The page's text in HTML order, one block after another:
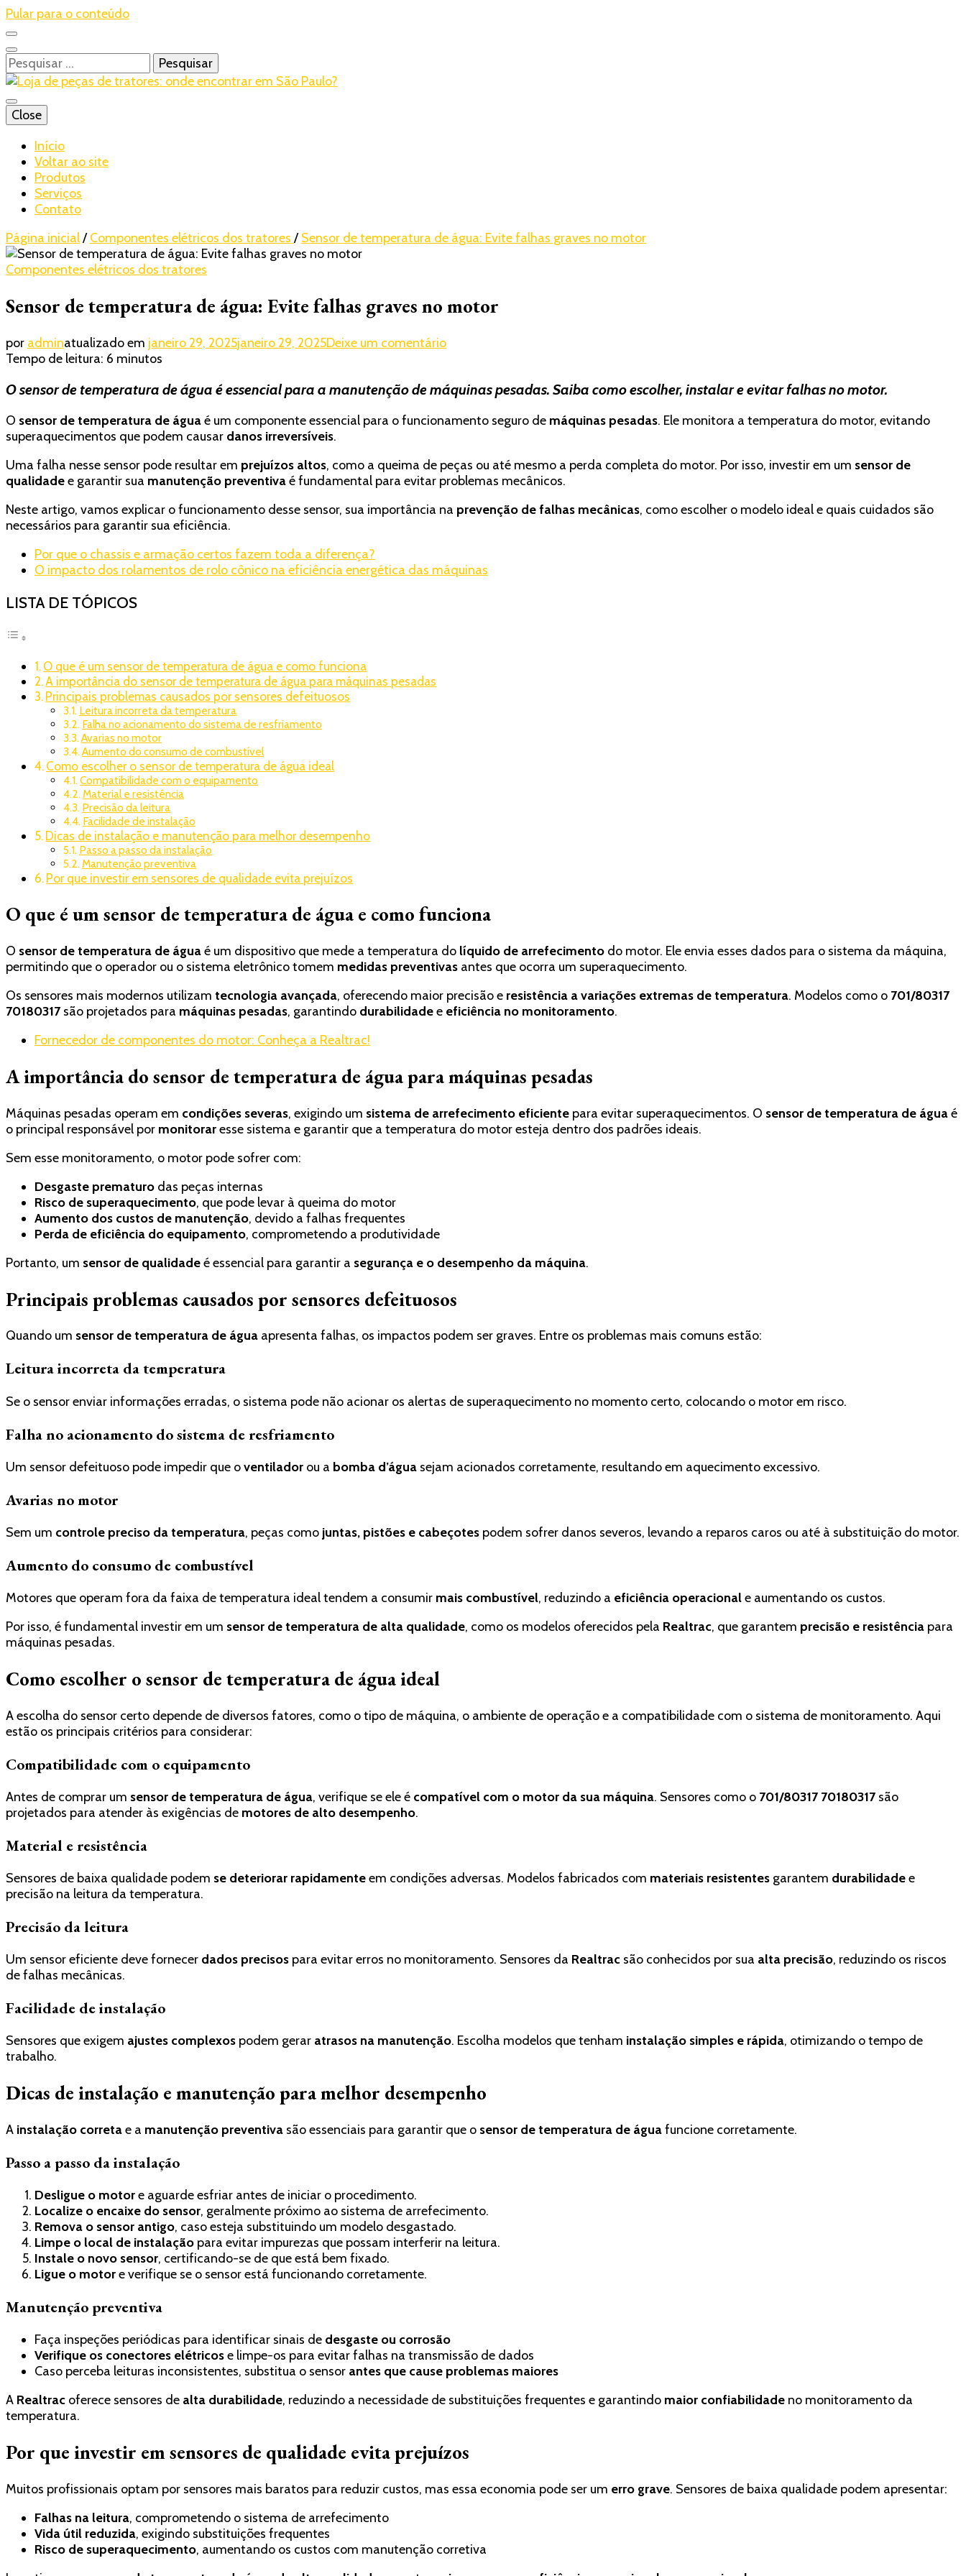
Pular para o conteúdo
Pesquisar
por:
Realtrac
Blog – Realtrac
Close
Início
Voltar ao site
Produtos
Serviços
Contato
Página inicial/ Componentes elétricos dos tratores / Sensor de temperatura de água: Evite falhas graves no motor
Componentes elétricos dos tratores
Sensor de temperatura de água: Evite falhas graves no motor
por adminatualizado em janeiro 29, 2025janeiro 29, 2025Deixe um comentárioem
temperatura
água:
graves
no
Tempo de leitura: 6 minutos
O sensor de temperatura de água é essencial para a manutenção de máquinas pesadas. Saiba como escolher, instalar e evitar falhas no motor.
O sensor de temperatura de águaé um componente essencial para o funcionamento seguro de máquinas pesadas. Ele monitora a temperatura do motor, evitando
superaquecimentos que podem causar danos irreversíveis.
Uma falha nesse sensor pode resultar em prejuízos altos, como a queima de peças ou até mesmo a perda completa do motor. Por isso, investir em um sensor de
qualidadee garantir sua manutenção preventivaé fundamental para evitar problemas mecânicos.
Neste artigo, vamos explicar o funcionamento desse sensor, sua importância na prevenção de falhas mecânicas, como escolher o modelo ideal e quais cuidados são
necessários para garantir sua eficiência.
Por que o chassis e armação certos fazem toda a diferença?
O impacto dos rolamentos de rolo cônico na eficiência energética das máquinas
LISTA DE TÓPICOS
O que é um sensor de temperatura de água e como funciona
A importância do sensor de temperatura de água para máquinas pesadas
Principais problemas causados por sensores defeituosos
Leitura incorreta da temperatura
Falha no acionamento do sistema de resfriamento
Avarias no motor
Aumento do consumo de combustível
Como escolher o sensor de temperatura de água ideal
Compatibilidade com o equipamento
Material e resistência
Precisão da leitura
Facilidade de instalação
Dicas de instalação e manutenção para melhor desempenho
Passo a passo da instalação
Manutenção preventiva
Por que investir em sensores de qualidade evita prejuízos
O que é um sensor de temperatura de água e como funciona
O sensor de temperatura de águaé um dispositivo que mede a temperatura do líquido de arrefecimento do motor. Ele envia esses dados para o sistema da máquina,
permitindo que o operador ou o sistema eletrônico tomem medidas preventivas antes que ocorra um superaquecimento.
Os sensores mais modernos utilizam tecnologia avançada, oferecendo maior precisão e resistência a variações extremas de temperatura. Modelos como o 701/80317
70180317 são projetados para máquinas pesadas, garantindo durabilidadee eficiência no monitoramento.
Fornecedor de componentes do motor: Conheça a Realtrac!
A importância do sensor de temperatura de água para máquinas pesadas
Máquinas pesadas operam em condições severas, exigindo um sistema de arrefecimento eficiente para evitar superaquecimentos. O sensor de temperatura de águaé
o principal responsável por monitoraresse sistema e garantir que a temperatura do motor esteja dentro dos padrões ideais.
Sem esse monitoramento, o motor pode sofrer com:
Desgaste prematuro das peças internas
Risco de superaquecimento, que pode levar à queima do motor
Aumento dos custos de manutenção, devido a falhas frequentes
Perda de eficiência do equipamento, comprometendo a produtividade
Portanto, um sensor de qualidadeé essencial para garantir a segurança e o desempenho da máquina.
Principais problemas causados por sensores defeituosos
Quando um sensor de temperatura de água apresenta falhas, os impactos podem ser graves. Entre os problemas mais comuns estão:
Leitura incorreta da temperatura
Se o sensor enviar informações erradas, o sistema pode não acionar os alertas de superaquecimento no momento certo, colocando o motor em risco.
Falha no acionamento do sistema de resfriamento
Um sensor defeituoso pode impedir que oventilador ou a bomba d’água sejam acionados corretamente, resultando em aquecimento excessivo.
Avarias no motor
Sem um controle preciso da temperatura, peças como juntas, pistões e cabeçotes podem sofrer danos severos, levando a reparos caros ou até à substituição do motor.
Aumento do consumo de combustível
Motores que operam fora da faixa de temperatura ideal tendem a consumir mais combustível, reduzindo a eficiência operacionale aumentando os custos.
Por isso, é fundamental investir em um sensor de temperatura de alta qualidade, como os modelos oferecidos pela Realtrac, que garantem precisão e resistência para
máquinas pesadas.
Como escolher o sensor de temperatura de água ideal
A escolha do sensor certo depende de diversos fatores, como o tipo de máquina, o ambiente de operação e a compatibilidade com o sistema de monitoramento. Aqui
estão os principais critérios para considerar:
Compatibilidade com o equipamento
Antes de comprar um sensor de temperatura de água, verifique se ele é compatível com o motor da sua máquina. Sensores como o 701/80317 70180317 são
projetados para atender às exigências de motores de alto desempenho.
Material e resistência
Sensores de baixa qualidade podem se deteriorar rapidamenteem condições adversas. Modelos fabricados com materiais resistentes garantem durabilidadee
precisão na leitura da temperatura.
Precisão da leitura
Um sensor eficiente deve fornecer dados precisos para evitar erros no monitoramento. Sensores da Realtrac são conhecidos por sua alta precisão, reduzindo os riscos
de falhas mecânicas.
Facilidade de instalação
Sensores que exigem ajustes complexos podem gerar atrasos na manutenção. Escolha modelos que tenham instalação simples e rápida, otimizando o tempo de
trabalho.
Dicas de instalação e manutenção para melhor desempenho
A instalação corretae a manutenção preventiva são essenciais para garantir que o sensor de temperatura de águafuncione corretamente.
Passo a passo da instalação
Desligue o motore aguarde esfriar antes de iniciar o procedimento.
Localize o encaixe do sensor, geralmente próximo ao sistema de arrefecimento.
Remova o sensor antigo, caso esteja substituindo um modelo desgastado.
Limpe o local de instalação para evitar impurezas que possam interferir na leitura.
Instale o novo sensor, certificando-se de que está bem fixado.
Ligue o motore verifique se o sensor está funcionando corretamente.
Manutenção preventiva
Faça inspeções periódicas para identificar sinais de desgaste ou corrosão
Verifique os conectores elétricose limpe-os para evitar falhas na transmissão de dados
Caso perceba leituras inconsistentes, substitua o sensor antes que cause problemas maiores
A Realtrac oferece sensores de alta durabilidade, reduzindo a necessidade de substituições frequentes e garantindo maior confiabilidade no monitoramento da
temperatura.
Por que investir em sensores de qualidade evita prejuízos
Muitos profissionais optam por sensores mais baratos para reduzir custos, mas essa economia pode ser um erro grave. Sensores de baixa qualidade podem apresentar:
Falhas na leitura, comprometendo o sistema de arrefecimento
Vida útil reduzida, exigindo substituições frequentes
Risco de superaquecimento, aumentando os custos com manutenção corretiva